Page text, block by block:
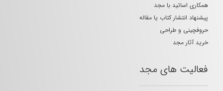
همکاری اساتید با مجد
پیشنهاد انتشار کتاب یا مقاله
حروفچینی و طراحی
خرید آثار مجد
فعالیت های مجد